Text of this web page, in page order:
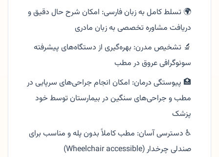
🌍 تسلط کامل به زبان فارسی: امکان شرح حال دقیق و
دریافت مشاوره تخصصی به زبان مادری
🔬 تشخیص مدرن: بهره‌گیری از دستگاه‌های پیشرفته
سونوگرافی عروق در مطب
🏥 پیوستگی درمان: امکان انجام جراحی‌های سرپایی در
مطب و جراحی‌های سنگین در بیمارستان توسط خود
پزشک
♿ دسترسی آسان: مطب کاملاً بدون پله و مناسب برای
صندلی چرخدار (Wheelchair accessible)